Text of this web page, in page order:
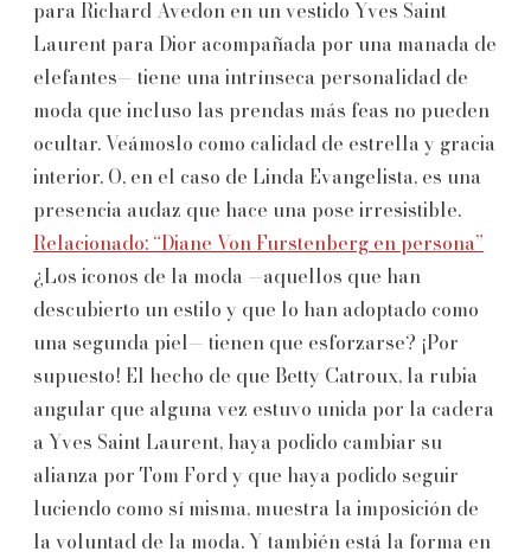
para Richard Avedon en un vestido Yves Saint
Laurent para Dior acompañada por una manada de
elefantes— tiene una intrínseca personalidad de
moda que incluso las prendas más feas no pueden
ocultar. Veámoslo como calidad de estrella y gracia
interior. O, en el caso de Linda Evangelista, es una
presencia audaz que hace una pose irresistible.
Relacionado: “Diane Von Furstenberg en persona”
¿Los iconos de la moda —aquellos que han
descubierto un estilo y que lo han adoptado como
una segunda piel— tienen que esforzarse? ¡Por
supuesto! El hecho de que Betty Catroux, la rubia
angular que alguna vez estuvo unida por la cadera
a Yves Saint Laurent, haya podido cambiar su
alianza por Tom Ford y que haya podido seguir
luciendo como sí misma, muestra la imposición de
la voluntad de la moda. Y también está la forma en